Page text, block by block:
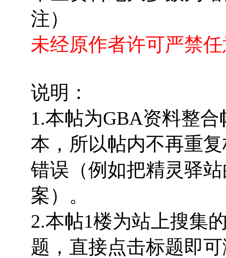
注）
未经原作者许可严禁
说明：
1.本帖为GBA资料整
本，所以帖内不再重
错误（例如把精灵驿
案）。
2.本帖1楼为站上搜集
题，直接点击标题即